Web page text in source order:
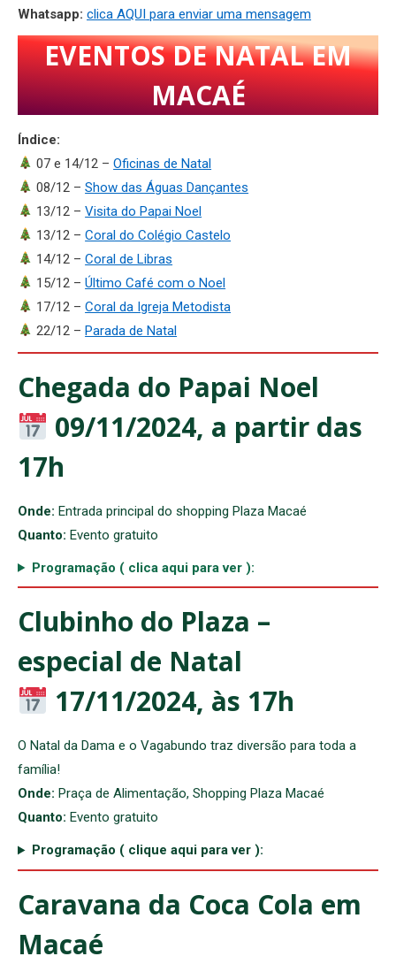
Whatsapp: clica AQUI para enviar uma mensagem
EVENTOS DE NATAL EM
MACAÉ
Índice:
07 e 14/12 –Oficinas de Natal
08/12 –Show das Águas Dançantes
13/12 –Visita do Papai Noel
13/12 –Coral do Colégio Castelo
14/12 –Coral de Libras
15/12 –Último Café com o Noel
17/12 –Coral da Igreja Metodista
22/12 –Parada de Natal
Chegada do Papai Noel
09/11/2024, a partir das
17h
Onde: Entrada principal do shopping Plaza Macaé
Quanto: Evento gratuito
Programação ( clica aqui para ver ):
Clubinho do Plaza –
especial de Natal
17/11/2024, às 17h
O Natal da Dama e o Vagabundo traz diversão para toda a
família!
Onde: Praça de Alimentação, Shopping Plaza Macaé
Quanto: Evento gratuito
Programação ( clique aqui para ver ):
Caravana da Coca Cola em
Macaé